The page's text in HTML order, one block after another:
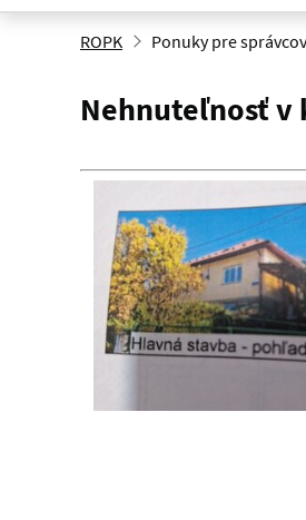
ROPK Ponuky pre správcov
Nehnuteľnosť v